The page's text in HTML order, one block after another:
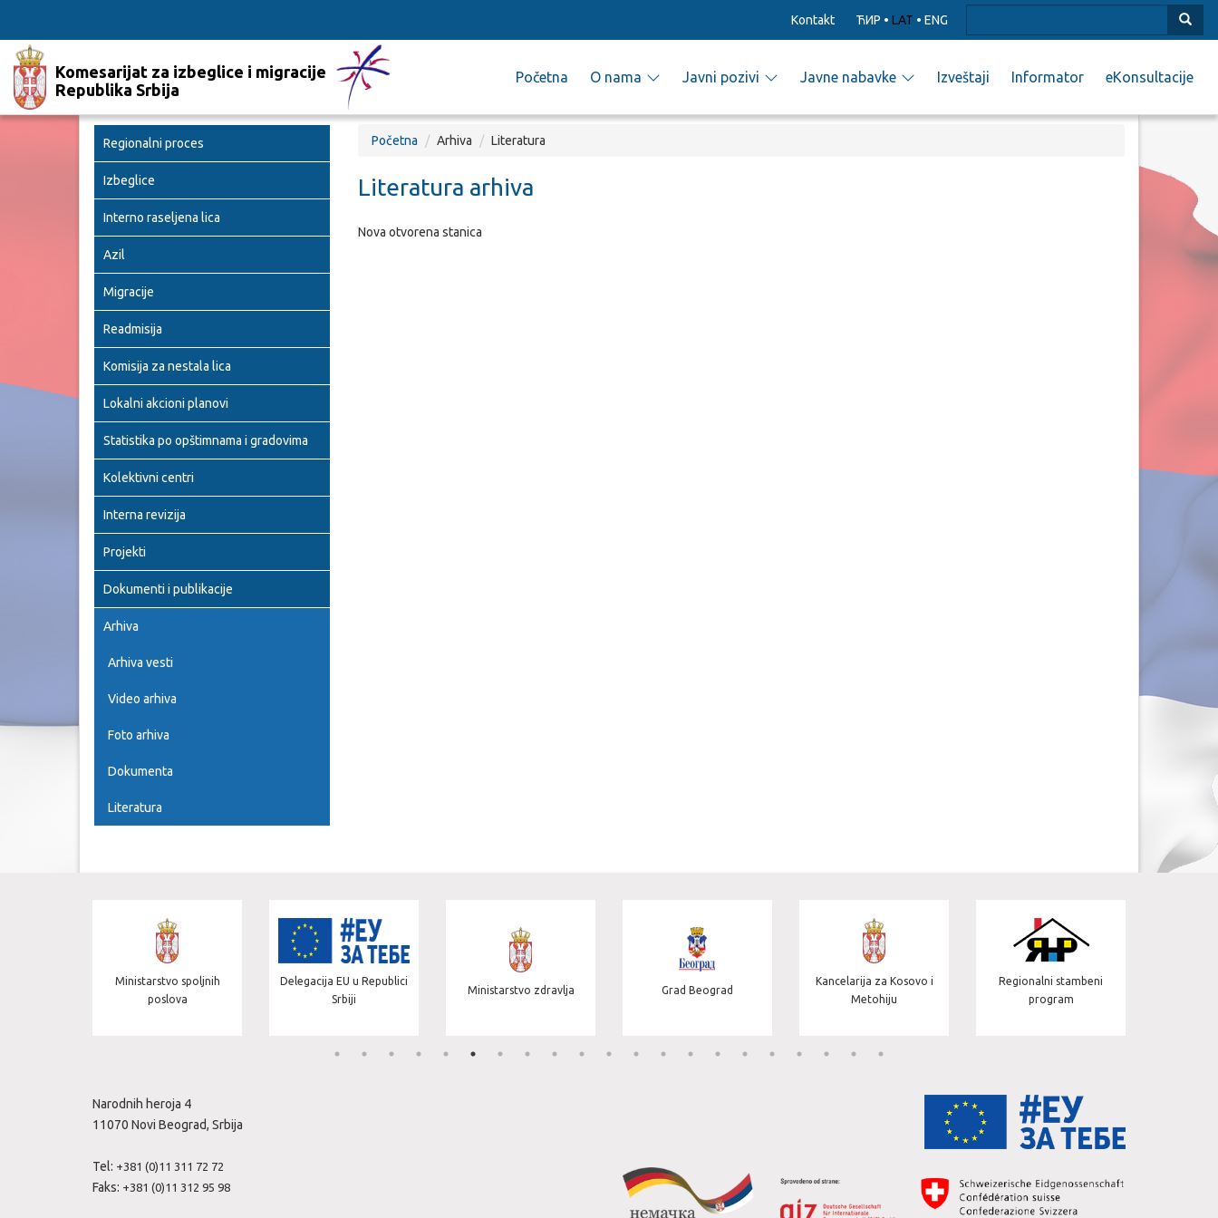
Kontakt ЋИР •LAT •ENG
Komesarijat za izbeglice i migracije
Republika Srbija
Početna O nama Javni pozivi Javne nabavke Izveštaji Informator eKonsultacije
Regionalni proces
Izbeglice
Interno raseljena lica
Azil
Migracije
Readmisija
Komisija za nestala lica
Lokalni akcioni planovi
Statistika po opštimnama i gradovima
Kolektivni centri
Interna revizija
Projekti
Dokumenti i publikacije
Arhiva
Arhiva vesti
Video arhiva
Foto arhiva
Dokumenta
Literatura
Početna Arhiva Literatura
Literatura arhiva
Nova otvorena stanica
Ministarstvo spoljnih
poslova
Delegacija EU u Republici
Srbiji
Ministarstvo zdravlja Grad Beograd
Kancelarija za Kosovo i
Metohiju
Regionalni stambeni
program
Narodnih heroja 4
11070 Novi Beograd, Srbija
Tel: +381 (0)11 311 72 72
Faks: +381 (0)11 312 95 98